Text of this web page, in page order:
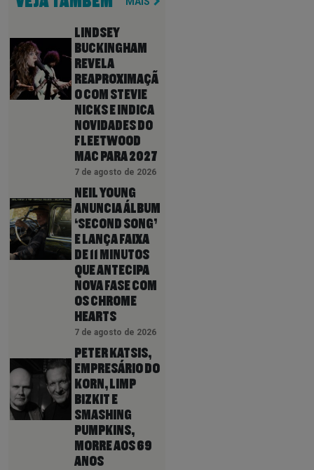
LINDSEY
BUCKINGHAM
REVELA
REAPROXIMAÇÃ
O COM STEVIE
NICKS E INDICA
NOVIDADES DO
FLEETWOOD
MAC PARA 2027
7 de agosto de 2026
NEIL YOUNG
ANUNCIA ÁLBUM
‘SECOND SONG’
E LANÇA FAIXA
DE 11 MINUTOS
QUE ANTECIPA
NOVA FASE COM
OS CHROME
HEARTS
7 de agosto de 2026
PETER KATSIS,
EMPRESÁRIO DO
KORN, LIMP
BIZKIT E
SMASHING
PUMPKINS,
MORRE AOS 69
ANOS